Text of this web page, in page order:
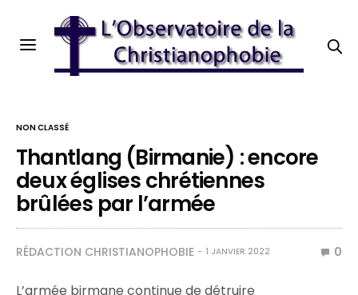
NON CLASSÉ
Thantlang (Birmanie) : encore
deux églises chrétiennes
brûlées par l’armée
RÉDACTION CHRISTIANOPHOBIE 1 JANVIER 2022 0
L’armée birmane continue de détruire